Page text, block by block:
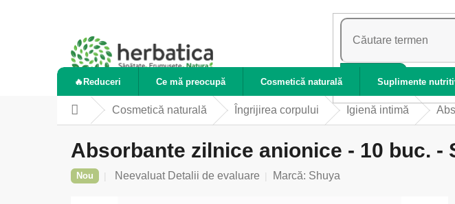
CĂUTARE
🔥Reduceri Ce mă preocupă Cosmetică naturală Suplimente
AcasăCosmetică naturală Îngrijirea corpului Igienă intimă
Absorbante zilnice anionice - 10 buc. -
Nou
Evaluarea
Neevaluat Detalii de evaluare Marcă: Shuya